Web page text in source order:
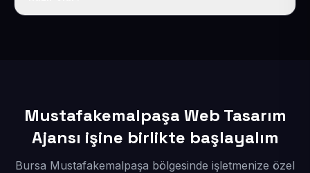
Mustafakemalpaşa Web Tasarım
Ajansı işine birlikte başlayalım
Bursa Mustafakemalpaşa bölgesinde işletmenize özel